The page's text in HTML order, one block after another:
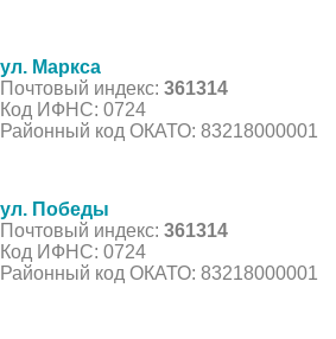
ул. Маркса
Почтовый индекс: 361314
Код ИФНС: 0724
Районный код ОКАТО: 83218000001
ул. Победы
Почтовый индекс: 361314
Код ИФНС: 0724
Районный код ОКАТО: 83218000001